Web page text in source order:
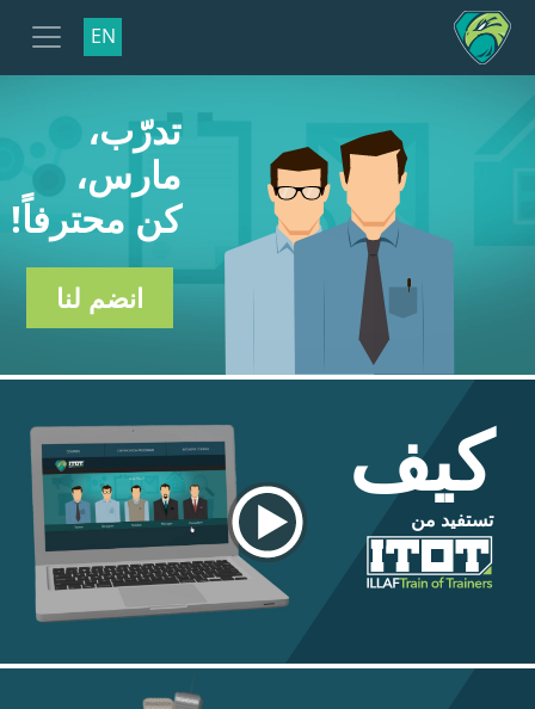
EN
انضم لنا
تدرّب،
مارس،
كن محترفاً!
كيف
تستفيد من